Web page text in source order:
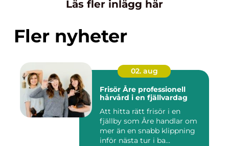
Läs fler inlägg här
Fler nyheter
02. aug
Frisör Åre professionell
hårvård i en fjällvardag
Att hitta rätt frisör i en
fjällby som Åre handlar om
mer än en snabb klippning
inför nästa tur i ba...